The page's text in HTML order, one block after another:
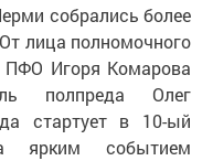
собрались более
лица полномочного
ПФО Игоря Комарова
полпреда Олег
стартует в 10-ый
ярким событием